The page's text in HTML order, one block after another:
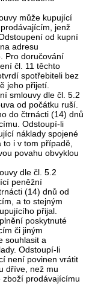
může kupující
jenž
od kupní
adresu
Pro doručování
čl. 11 těchto
spotřebiteli bez
jeho přijetí.
smlouvy dle čl. 5.2
od počátku ruší.
do čtrnácti (14) dnů
Odstoupí-li
náklady spojené
i v tom případě,
povahu obvyklou
dle čl. 5.2
peněžní
(14) dnů od
a to stejným
přijal.
poskytnuté
či jiným
souhlasit a
Odstoupí-li
není povinen vrátit
dříve, než mu
prodávajícímu